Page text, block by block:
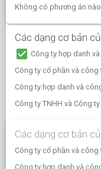
Không có phương án
Các dạng cơ bản
check_box Công ty hợp danh
Công ty cổ phần và công
Công ty hợp danh và
Công ty TNHH và Công
Các dạng cơ bản
Công ty cổ phần và công
Công ty hợp danh và